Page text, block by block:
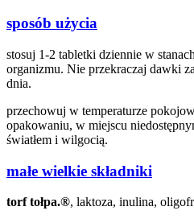
sposób użycia
stosuj 1-2 tabletki dziennie w
organizmu. Nie przekraczaj dawki
dnia.
przechowuj w temperaturze
opakowaniu, w miejscu
światłem i wilgocią.
małe wielkie składniki
torf tołpa.®, laktoza, inulina,